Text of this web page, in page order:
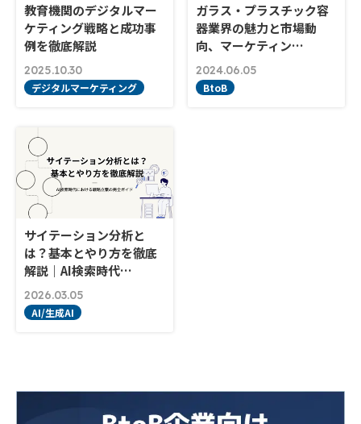
教育機関のデジタルマー
ケティング戦略と成功事
例を徹底解説
2025.10.30
デジタルマーケティング
ガラス・プラスチック容
器業界の魅力と市場動
向、マーケティン…
2024.06.05
BtoB
サイテーション分析と
は？基本とやり方を徹底
解説｜AI検索時代…
2026.03.05
AI/生成AI